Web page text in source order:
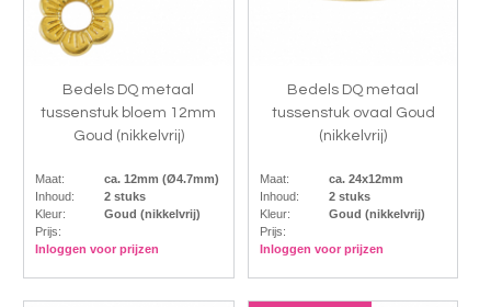
Bedels DQ metaal
tussenstuk bloem 12mm
Goud (nikkelvrij)
Maat:
ca. 12mm (Ø4.7mm)
Inhoud:
2 stuks
Kleur:
Goud (nikkelvrij)
Prijs:
Inloggen voor prijzen
Bedels DQ metaal
tussenstuk ovaal Goud
(nikkelvrij)
Maat:
ca. 24x12mm
Inhoud:
2 stuks
Kleur:
Goud (nikkelvrij)
Prijs:
Inloggen voor prijzen